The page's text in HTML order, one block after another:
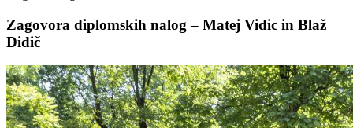
Zagovora diplomskih nalog – Matej Vidic in Blaž
Didič